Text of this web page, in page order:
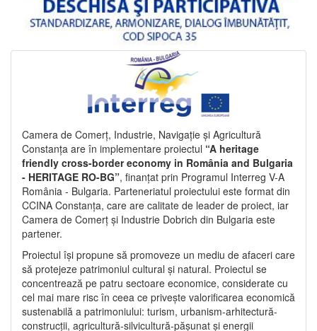
Camera de Comerț, Industrie, Navigație și Agricultură
Constanța are în implementare proiectul “A heritage
friendly cross-border economy in România and Bulgaria
- HERITAGE RO-BG”, finanțat prin Programul Interreg V-A
România - Bulgaria. Parteneriatul proiectului este format din
CCINA Constanța, care are calitate de leader de proiect, iar
Camera de Comerț și Industrie Dobrich din Bulgaria este
partener.
Proiectul își propune să promoveze un mediu de afaceri care
să protejeze patrimoniul cultural și natural. Proiectul se
concentrează pe patru sectoare economice, considerate cu
cel mai mare risc în ceea ce privește valorificarea economică
sustenabilă a patrimoniului: turism, urbanism-arhitectură-
construcții, agricultură-silvicultură-pășunat și energii